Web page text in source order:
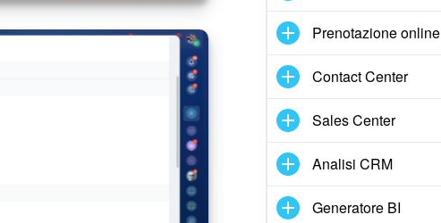
Prenotazione online
Contact Center
Sales Center
Analisi CRM
Generatore BI